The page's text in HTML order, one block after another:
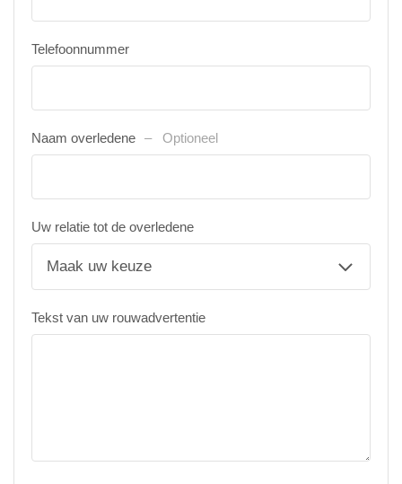
Telefoonnummer
Naam overledene Optioneel
Uw relatie tot de overledene
Tekst van uw rouwadvertentie